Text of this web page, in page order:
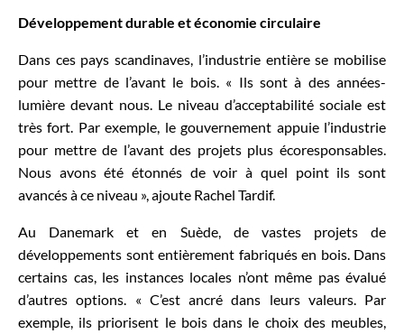
Développement durable et économie circulaire
Dans ces pays scandinaves, l’industrie entière se mobilise
pour mettre de l’avant le bois. « Ils sont à des années-
lumière devant nous. Le niveau d’acceptabilité sociale est
très fort. Par exemple, le gouvernement appuie l’industrie
pour mettre de l’avant des projets plus écoresponsables.
Nous avons été étonnés de voir à quel point ils sont
avancés à ce niveau », ajoute Rachel Tardif.
Au Danemark et en Suède, de vastes projets de
développements sont entièrement fabriqués en bois. Dans
certains cas, les instances locales n’ont même pas évalué
d’autres options. « C’est ancré dans leurs valeurs. Par
exemple, ils priorisent le bois dans le choix des meubles,